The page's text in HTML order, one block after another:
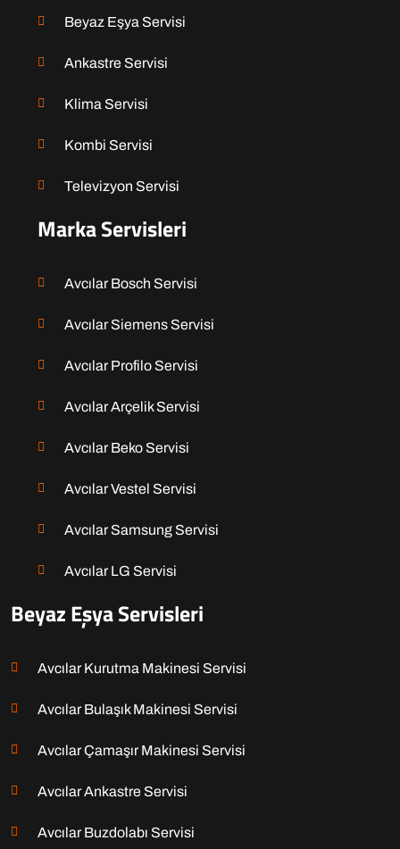
Beyaz Eşya Servisi
Ankastre Servisi
Klima Servisi
Kombi Servisi
Televizyon Servisi
Marka Servisleri
Avcılar Bosch Servisi
Avcılar Siemens Servisi
Avcılar Profilo Servisi
Avcılar Arçelik Servisi
Avcılar Beko Servisi
Avcılar Vestel Servisi
Avcılar Samsung Servisi
Avcılar LG Servisi
Beyaz Eşya Servisleri
Avcılar Kurutma Makinesi Servisi
Avcılar Bulaşık Makinesi Servisi
Avcılar Çamaşır Makinesi Servisi
Avcılar Ankastre Servisi
Avcılar Buzdolabı Servisi